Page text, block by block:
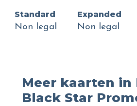
Standard
Non legal
Expanded
Non legal
Meer kaarten in
Black Star